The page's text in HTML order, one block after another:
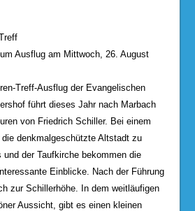
Ausflug am Mittwoch, 26. August
Treff-Ausflug der Evangelischen
führt dieses Jahr nach Marbach
von Friedrich Schiller. Bei einem
denkmalgeschützte Altstadt zu
der Taufkirche bekommen die
Einblicke. Nach der Führung
zur Schillerhöhe. In dem weitläufigen
Aussicht, gibt es einen kleinen